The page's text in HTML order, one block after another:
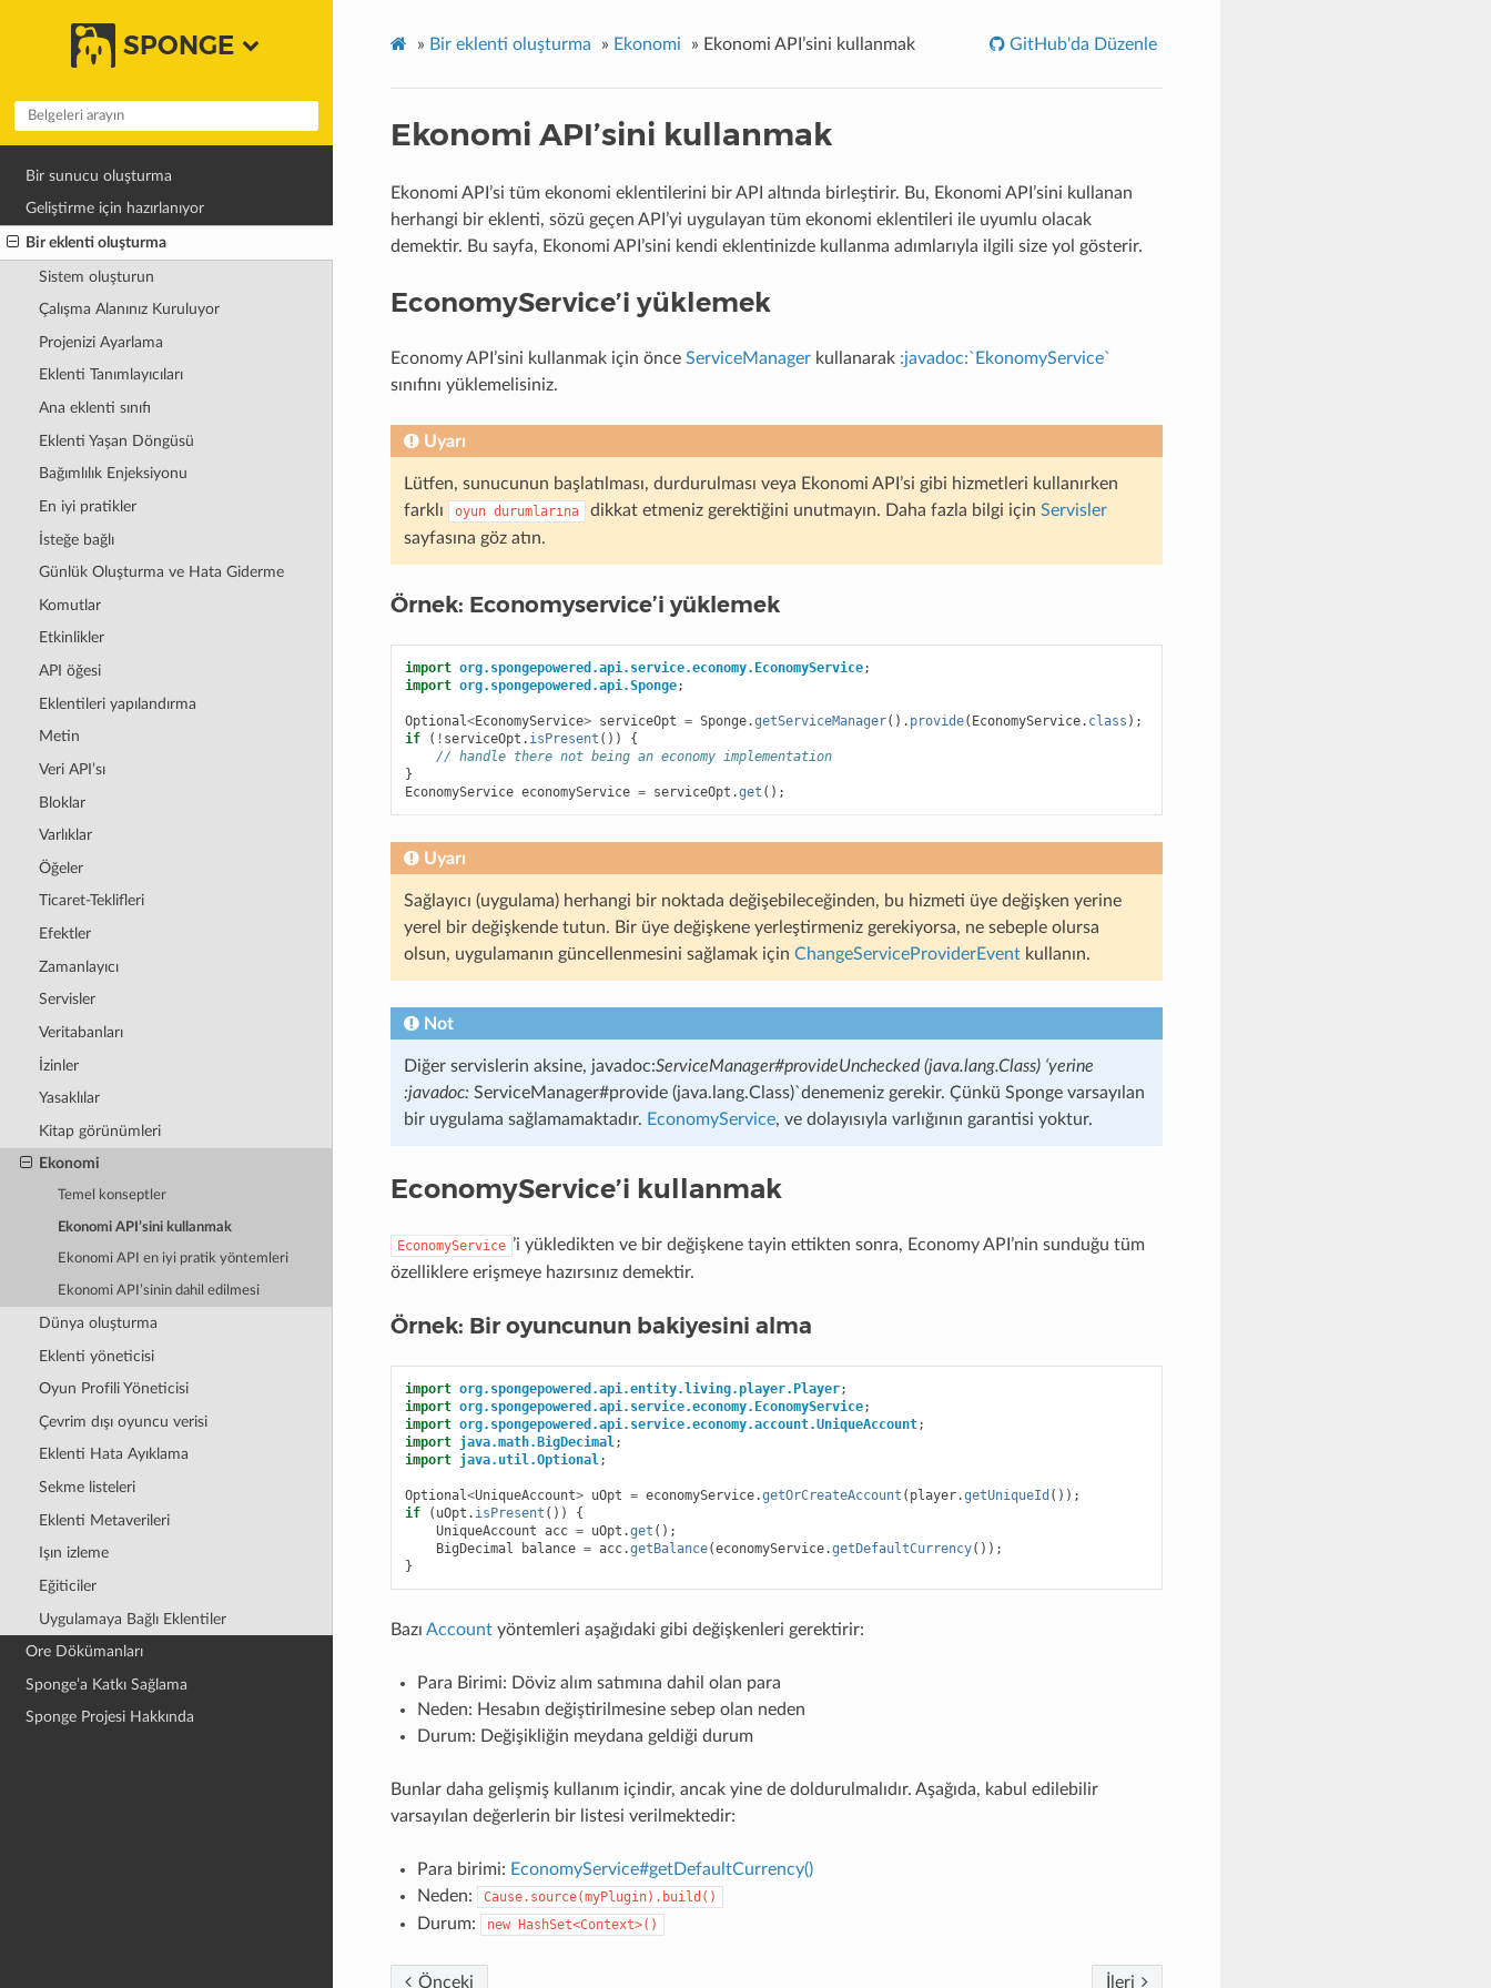
SPONGE
Bir sunucu oluşturma
Geliştirme için hazırlanıyor
Bir eklenti oluşturma
Sistem oluşturun
Çalışma Alanınız Kuruluyor
Projenizi Ayarlama
Eklenti Tanımlayıcıları
Ana eklenti sınıfı
Eklenti Yaşan Döngüsü
Bağımlılık Enjeksiyonu
En iyi pratikler
İsteğe bağlı
Günlük Oluşturma ve Hata Giderme
Komutlar
Etkinlikler
API öğesi
Eklentileri yapılandırma
Metin
Veri API’sı
Bloklar
Varlıklar
Öğeler
Ticaret-Teklifleri
Efektler
Zamanlayıcı
Servisler
Veritabanları
İzinler
Yasaklılar
Kitap görünümleri
Ekonomi
Temel konseptler
Ekonomi API’sini kullanmak
Ekonomi API en iyi pratik yöntemleri
Ekonomi API’sinin dahil edilmesi
Dünya oluşturma
Eklenti yöneticisi
Oyun Profili Yöneticisi
Çevrim dışı oyuncu verisi
Eklenti Hata Ayıklama
Sekme listeleri
Eklenti Metaverileri
Işın izleme
Eğiticiler
Uygulamaya Bağlı Eklentiler
Ore Dökümanları
Sponge’a Katkı Sağlama
Sponge Projesi Hakkında
» Bir eklenti oluşturma » Ekonomi » Ekonomi API’sini kullanmak GitHub'da Düzenle
Ekonomi API’sini kullanmak
Ekonomi API’si tüm ekonomi eklentilerini bir API altında birleştirir. Bu, Ekonomi API’sini kullanan
herhangi bir eklenti, sözü geçen API’yi uygulayan tüm ekonomi eklentileri ile uyumlu olacak
demektir. Bu sayfa, Ekonomi API’sini kendi eklentinizde kullanma adımlarıyla ilgili size yol gösterir.
EconomyService’i yüklemek
Economy API’sini kullanmak için önce ServiceManagerkullanarak :javadoc:`EkonomyService`
sınıfını yüklemelisiniz.
Uyarı
Lütfen, sunucunun başlatılması, durdurulması veya Ekonomi API’si gibi hizmetleri kullanırken
farklı
oyun durumlarına dikkat etmeniz gerektiğini unutmayın. Daha fazla bilgi için Servisler
sayfasına göz atın.
Örnek: Economyservice’i yüklemek
import org.spongepowered.api.service.economy.EconomyService;
import org.spongepowered.api.Sponge;
Optional<EconomyService> serviceOpt = Sponge.getServiceManager(). provide( EconomyService. class );
if
( ! serviceOpt . isPresent ())
{
// handle there not being an economy implementation
}
EconomyService economyService = serviceOpt .get ();
Uyarı
Sağlayıcı (uygulama) herhangi bir noktada değişebileceğinden, bu hizmeti üye değişken yerine
yerel bir değişkende tutun. Bir üye değişkene yerleştirmeniz gerekiyorsa, ne sebeple olursa
olsun, uygulamanın güncellenmesini sağlamak için ChangeServiceProviderEventkullanın.
Not
Diğer servislerin aksine, javadoc:ServiceManager#provideUnchecked (java.lang.Class) ‘yerine
:javadoc: ServiceManager#provide (java.lang.Class)`denemeniz gerekir. Çünkü Sponge varsayılan
bir uygulama sağlamamaktadır. EconomyService, ve dolayısıyla varlığının garantisi yoktur.
EconomyService’i kullanmak
EconomyService ’i yükledikten ve bir değişkene tayin ettikten sonra, Economy API’nin sunduğu tüm
özelliklere erişmeye hazırsınız demektir.
Örnek: Bir oyuncunun bakiyesini alma
import org.spongepowered.api.entity.living.player.Player;
import org.spongepowered.api.service.economy.EconomyService;
import org.spongepowered.api.service.economy.account.UniqueAccount;
import java.math.BigDecimal;
import java.util.Optional;
Optional<UniqueAccount> uOpt = economyService.getOrCreateAccount ( player.getUniqueId ());
if
( uOpt . isPresent ())
{
UniqueAccount acc = uOpt .get ();
BigDecimal
balance = acc.getBalance(economyService.getDefaultCurrency());
}
Bazı Accountyöntemleri aşağıdaki gibi değişkenleri gerektirir:
Para Birimi: Döviz alım satımına dahil olan para
Neden: Hesabın değiştirilmesine sebep olan neden
Durum: Değişikliğin meydana geldiği durum
Bunlar daha gelişmiş kullanım içindir, ancak yine de doldurulmalıdır. Aşağıda, kabul edilebilir
varsayılan değerlerin bir listesi verilmektedir:
Para birimi: EconomyService#getDefaultCurrency()
Neden:
Cause.source(myPlugin).build()
Durum: new HashSet<Context>()
İleri
Önceki